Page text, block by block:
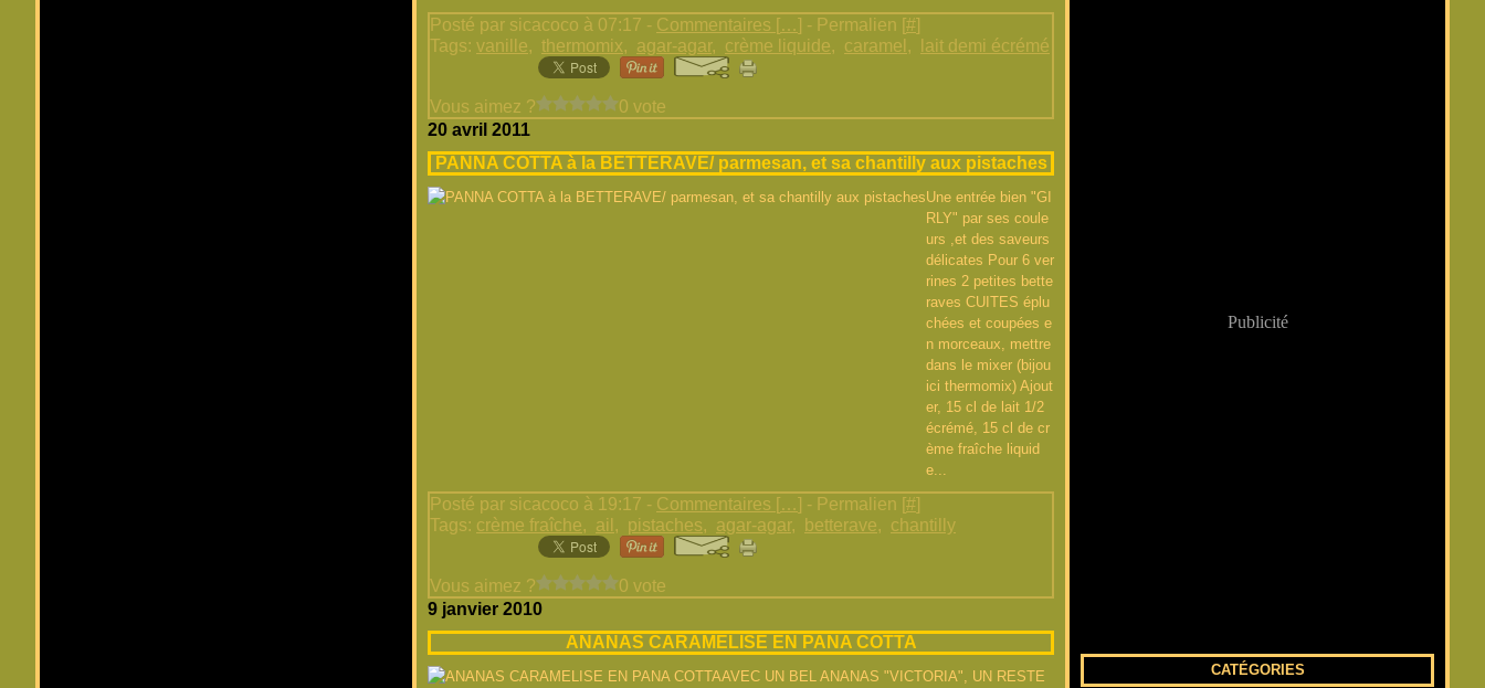
Posté par sicacoco à 07:17 - Commentaires […] - Permalien [#]
Tags:vanille,thermomix, agar-agar, crème liquide, caramel , lait demi écrémé
Vous aimez ?
0 vote
20 avril 2011
PANNA COTTA à la BETTERAVE/ parmesan, et sa chantilly aux pistaches
Une entrée bien "GI
RLY" par ses coule
urs ,et des saveurs
délicates Pour 6 ver
rines 2 petites bette
raves CUITES éplu
chées et coupées e
n morceaux, mettre
dans le mixer (bijou
ici thermomix) Ajout
er, 15 cl de lait 1/2
écrémé, 15 cl de cr
ème fraîche liquid
e...
Posté par sicacoco à 19:17 - Commentaires […] - Permalien [#]
Tags: crème fraîche, ail , pistaches, agar-agar, betterave, chantilly
Vous aimez ?
0 vote
9 janvier 2010
ANANAS CARAMELISE EN PANA COTTA
AVEC UN BEL ANANAS "VICTORIA", UN RESTE
Publicité
CATÉGORIES